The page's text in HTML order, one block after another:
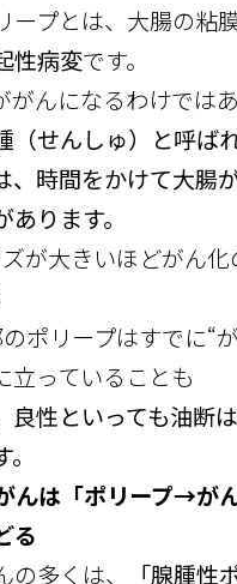
ープとは、大腸の粘
性病変です。
がんになるわけでは
（せんしゅ）と呼ば
、時間をかけて大腸
あります。
が大きいほどがん
ポリープはすでに“
立っていることも
良性といっても油断
んは「ポリープ→が
る
の多くは、
「腺腫性